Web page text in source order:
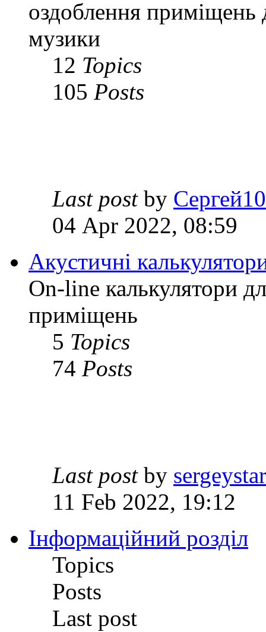
оздоблення приміщень
музики
12 Topics
105 Posts
Last postby
04 Apr 2022, 08:59
Акустичні
On-line калькулятори
приміщень
5 Topics
74 Posts
Last postby
11 Feb 2022, 19:12
Інформаційний розділ
Topics
Posts
Last post